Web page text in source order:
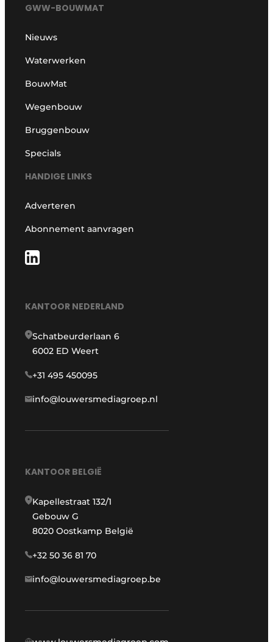
GWW-BOUWMAT
Nieuws
Waterwerken
BouwMat
Wegenbouw
Bruggenbouw
Specials
HANDIGE LINKS
Adverteren
Abonnement aanvragen
KANTOOR NEDERLAND
Schatbeurderlaan 6
6002 ED Weert
+31 495 450095
info@louwersmediagroep.nl
KANTOOR BELGIË
Kapellestraat 132/1
Gebouw G
8020 Oostkamp België
+32 50 36 81 70
info@louwersmediagroep.be